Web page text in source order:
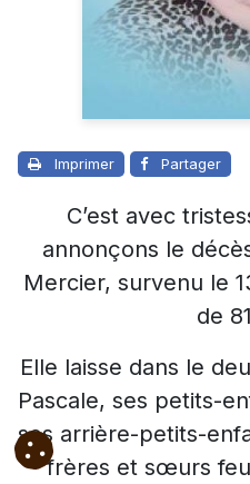
Imprimer Partager
C’est avec
annonçons le
Mercier, survenu le
de
Elle laisse dans le
Pascale, ses petits-
ses arrière-petits-
frères et sœurs